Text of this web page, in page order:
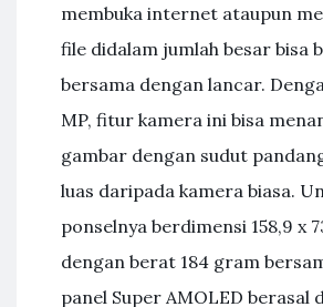
membuka internet ataupun
file didalam jumlah besar bisa
bersama dengan lancar.
MP, fitur kamera ini bisa
gambar dengan sudut
luas daripada kamera biasa.
ponselnya berdimensi 158,9 x
dengan berat 184 gram
panel Super AMOLED berasal